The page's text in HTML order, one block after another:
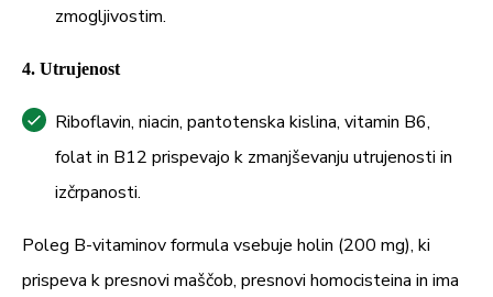
zmogljivostim.
4. Utrujenost
Riboflavin, niacin, pantotenska kislina, vitamin B6,
folat in B12 prispevajo k zmanjševanju utrujenosti in
izčrpanosti.
Poleg B-vitaminov formula vsebuje holin (200 mg), ki
prispeva k presnovi maščob, presnovi homocisteina in ima